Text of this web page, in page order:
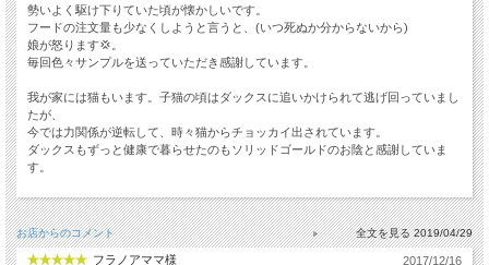
勢いよく駆け下りていた頃が懐かしいです。
フードの注文量も少なくしようと言うと、(いつ死ぬか分からないから)
娘が怒ります💢。
毎回色々サンプルを送っていただき感謝しています。
我が家には猫もいます。子猫の頃はダックスに追いかけられて逃げ回っていまし
たが、
今では力関係が逆転して、時々猫からチョッカイ出されています。
ダックスもずっと健康で暮らせたのもソリッドゴールドのお陰と感謝していま
す。
お店からのコメント 2019/04/29
フラノアママ様 2017/12/16